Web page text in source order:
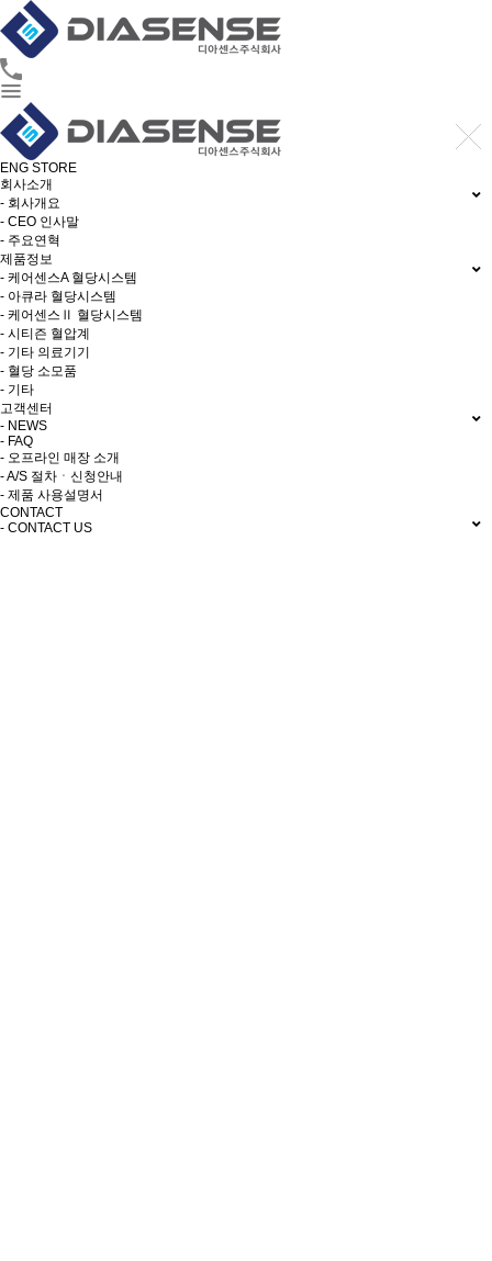
ENG STORE
회사소개
- 회사개요
- CEO 인사말
- 주요연혁
제품정보
- 케어센스A 혈당시스템
- 아큐라 혈당시스템
- 케어센스Ⅱ 혈당시스템
- 시티즌 혈압계
- 기타 의료기기
- 혈당 소모품
- 기타
고객센터
- NEWS
- FAQ
- 오프라인 매장 소개
- A/S 절차ㆍ신청안내
- 제품 사용설명서
CONTACT
- CONTACT US